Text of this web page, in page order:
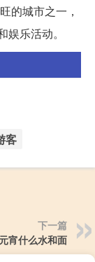
的城市之一，
乐活动。
客
下一篇
宵什么水和面